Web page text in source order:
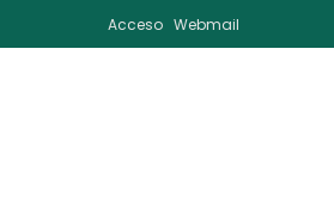
Acceso Webmail